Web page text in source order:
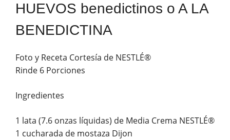
HUEVOS benedictinos o A LA
BENEDICTINA
Foto y Receta Cortesía de NESTLÉ®
Rinde 6 Porciones
Ingredientes
1 lata (7.6 onzas líquidas) de Media Crema NESTLÉ®
1 cucharada de mostaza Dijon